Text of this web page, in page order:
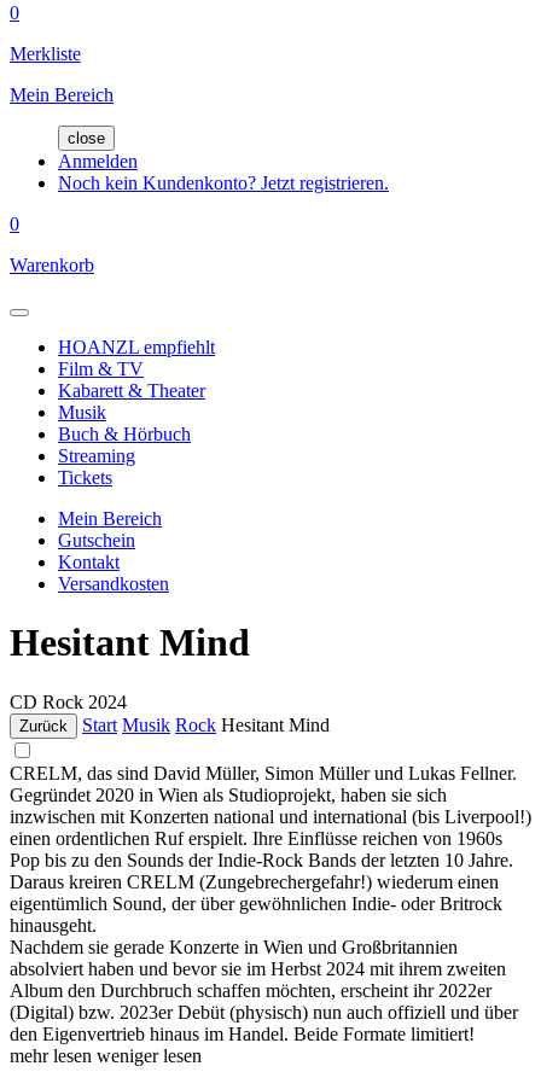
0
Merkliste
Mein Bereich
close
Anmelden
Noch kein Kundenkonto? Jetzt registrieren.
0
Warenkorb
HOANZL empfiehlt
Film & TV
Kabarett & Theater
Musik
Buch & Hörbuch
Streaming
Tickets
Mein Bereich
Gutschein
Kontakt
Versandkosten
Hesitant Mind
CD Rock 2024
Zurück Start Musik Rock Hesitant Mind
CRELM, das sind David Müller, Simon Müller und Lukas Fellner.
Gegründet 2020 in Wien als Studioprojekt, haben sie sich
inzwischen mit Konzerten national und international (bis Liverpool!)
einen ordentlichen Ruf erspielt. Ihre Einflüsse reichen von 1960s
Pop bis zu den Sounds der Indie-Rock Bands der letzten 10 Jahre.
Daraus kreiren CRELM (Zungebrechergefahr!) wiederum einen
eigentümlich Sound, der über gewöhnlichen Indie- oder Britrock
hinausgeht.
Nachdem sie gerade Konzerte in Wien und Großbritannien
absolviert haben und bevor sie im Herbst 2024 mit ihrem zweiten
Album den Durchbruch schaffen möchten, erscheint ihr 2022er
(Digital) bzw. 2023er Debüt (physisch) nun auch offiziell und über
den Eigenvertrieb hinaus im Handel. Beide Formate limitiert!
mehr lesen weniger lesen